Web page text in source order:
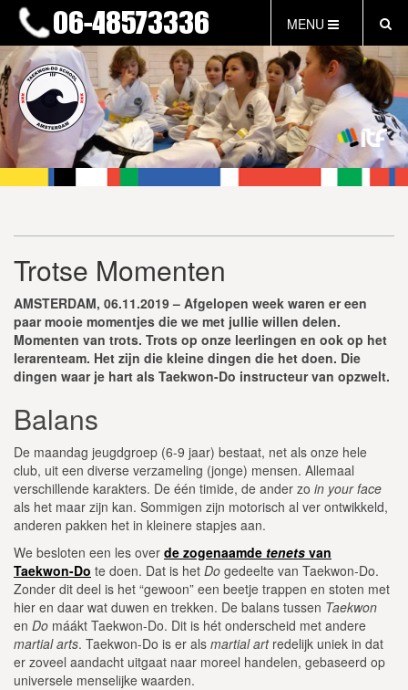
MENU
HOME
NIEUWS
LESTIJDEN & TARIEVEN
INFORMATIE
WAT IS TAEKWON-DO?
FAQ
INLOG LEDEN
GRATIS PROEFLES
Trotse Momenten
AMSTERDAM, 06.11.2019 – Afgelopen week waren er een
paar mooie momentjes die we met jullie willen delen.
Momenten van trots. Trots op onze leerlingen en ook op het
lerarenteam. Het zijn die kleine dingen die het doen. Die
dingen waar je hart als Taekwon-Do instructeur van opzwelt.
Balans
De maandag jeugdgroep (6-9 jaar) bestaat, net als onze hele
club, uit een diverse verzameling (jonge) mensen. Allemaal
verschillende karakters. De één timide, de ander zo in your face
als het maar zijn kan. Sommigen zijn motorisch al ver ontwikkeld,
anderen pakken het in kleinere stapjes aan.
We besloten een les over de zogenaamde tenets van
Taekwon-Do te doen. Dat is het Do gedeelte van Taekwon-Do.
Zonder dit deel is het “gewoon” een beetje trappen en stoten met
hier en daar wat duwen en trekken. De balans tussen Taekwon
en Do máákt Taekwon-Do. Dit is hét onderscheid met andere
martial arts. Taekwon-Do is er als martial artredelijk uniek in dat
er zoveel aandacht uitgaat naar moreel handelen, gebaseerd op
universele menselijke waarden.